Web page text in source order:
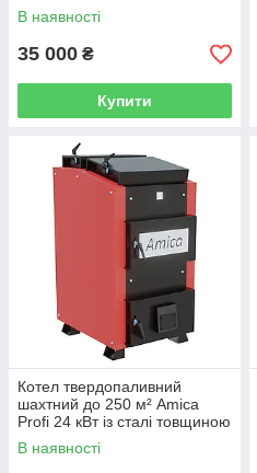
В наявності
35 000 ₴
Купити
Котел твердопаливний
шахтний до 250 м² Amica
Profi 24 кВт із сталі товщиною
5 мм для опалення будинку,
дачі, гаража чи виробництва
В наявності